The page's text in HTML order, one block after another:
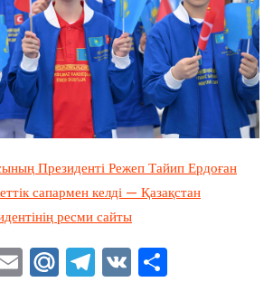
Президенті Режеп Тайип Ердоған
сапармен келді — Қазақстан
ресми сайты
E M T V